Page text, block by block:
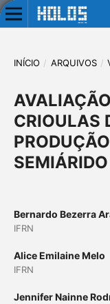
INÍCIO / ARQUIVOS /
CRIOULAS
Bernardo Bezerra
IFRN
Alice Emilaine Melo
IFRN
Jennifer Nainne